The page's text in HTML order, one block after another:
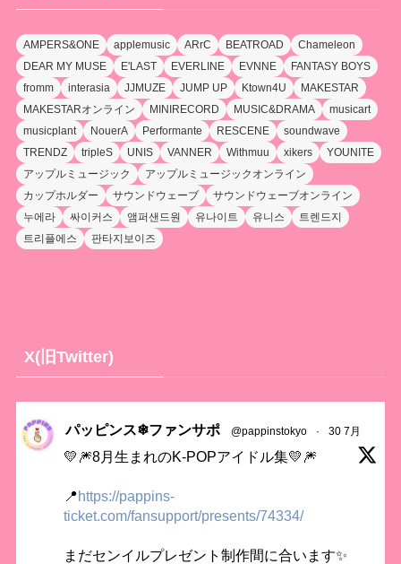
AMPERS&ONE applemusic ARrC BEATROAD
Chameleon
DEAR MY MUSE
E'LAST EVERLINE EVNNE
FANTASY BOYS
fromm
interasia JJMUZE JUMP UP Ktown4U
MAKESTAR
MAKESTARオンライン
MINIRECORD MUSIC&DRAMA
musicart
musicplant
NouerA Performante RESCENE
soundwave
TRENDZ
tripleS UNIS VANNER Withmuu xikers
YOUNITE
アップルミュージック
アップルミュージックオンライン
カップホルダー
サウンドウェーブ
サウンドウェーブオンライン
누에라
싸이커스 앰퍼샌드원 유나이트 유니스
트렌드지
트리플에스
판타지보이즈
X(旧Twitter)
パッピンス❄ファンサポ @pappinstokyo · 30 7月
💛🎆8月生まれのK-POPアイドル集💛🎆
📍https://pappins-
ticket.com/fansupport/presents/74334/
まだセンイルプレゼント制作間に合います✨